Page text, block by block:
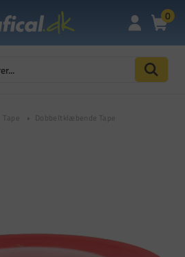
0
Tape
Dobbeltklæbende Tape